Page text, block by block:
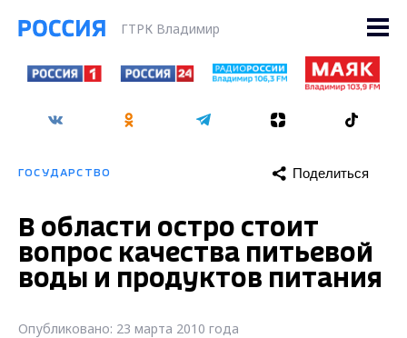
ГТРК Владимир
ГОСУДАРСТВО Поделиться
В области остро стоит
вопрос качества питьевой
воды и продуктов питания
Опубликовано: 23 марта 2010 года